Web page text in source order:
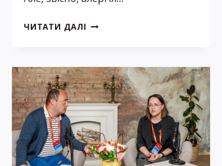
ЧИТАТИ ДАЛІ АЛЕРГОЛОГІЯ